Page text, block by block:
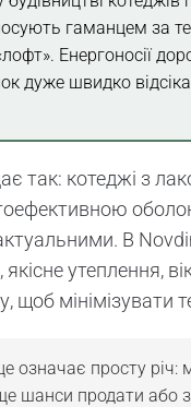
гаманцем за
Енергоносії
дуже швидко
так: котеджі з
В
якісне утеплення,
мінімізувати
означає просту річ:
шанси продати або